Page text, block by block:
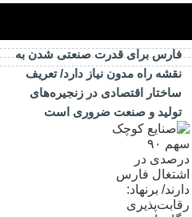
فارس برای قدرت صنعتی شدن به
نقشه راه مدون نیاز دارد/ تعریف
ساختار اقتصادی در زنجیره‌های
تولید و صنعت ضروری است